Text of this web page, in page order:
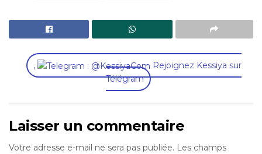
,
Rejoignez Kessiya sur
Télégram
Laisser un commentaire
Votre adresse e-mail ne sera pas publiée. Les champs